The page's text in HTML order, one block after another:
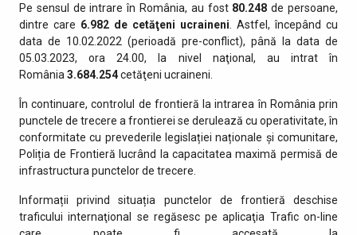
Pe sensul de intrare în România, au fost 80.248de persoane,
dintre care 6.982 de cetăţeni ucraineni . Astfel, începând cu
data de 10.02.2022 (perioadă pre-conflict), până la data de
05.03.2023, ora 24.00, la nivel naţional, au intrat în
România 3.684.254cetăţeni ucraineni.
În continuare, controlul de frontieră la intrarea în România prin
punctele de trecere a frontierei se derulează cu operativitate, în
conformitate cu prevederile legislației naționale și comunitare,
Poliția de Frontieră lucrând la capacitatea maximă permisă de
infrastructura punctelor de trecere.
Informații privind situația punctelor de frontieră deschise
traficului internaţional se regăsesc pe aplicaţia Trafic on-line